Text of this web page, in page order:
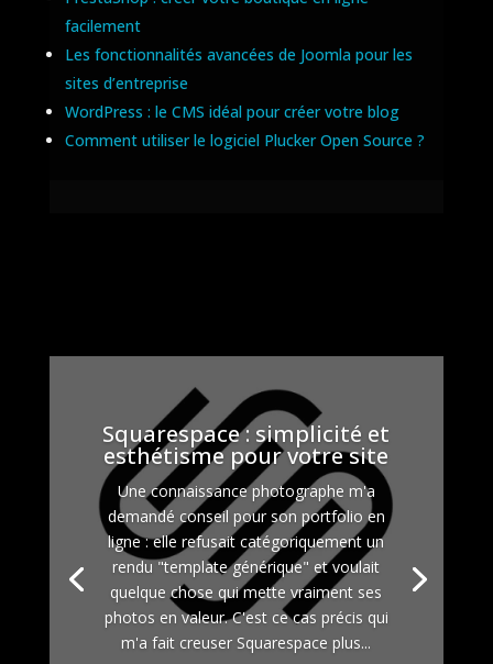
facilement
Les fonctionnalités avancées de Joomla pour les
sites d’entreprise
WordPress : le CMS idéal pour créer votre blog
Comment utiliser le logiciel Plucker Open Source ?
Squarespace : simplicité et
esthétisme pour votre site
Une connaissance photographe m'a
demandé conseil pour son portfolio en
ligne : elle refusait catégoriquement un
rendu "template générique" et voulait
quelque chose qui mette vraiment ses
photos en valeur. C'est ce cas précis qui
m'a fait creuser Squarespace plus...